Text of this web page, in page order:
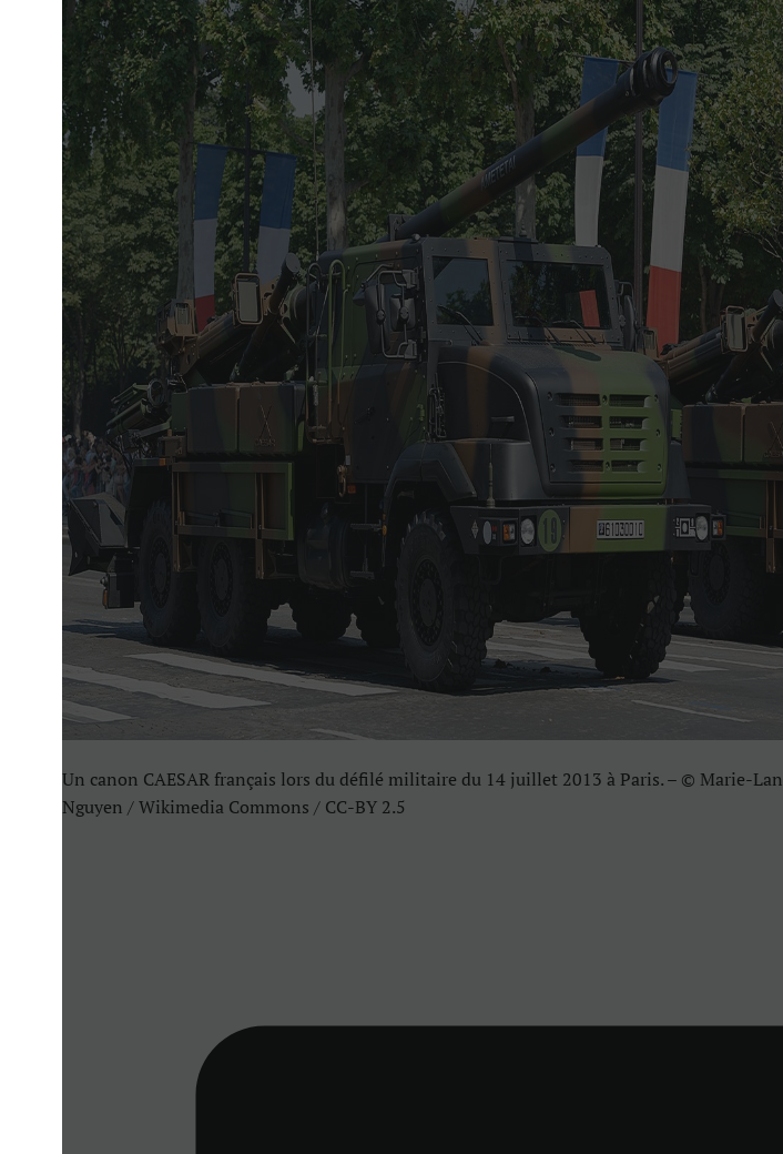
Un canon CAESAR français lors du défilé militaire du 14 juillet 2013 à Paris. – © Marie-Lan
Nguyen / Wikimedia Commons / CC-BY 2.5